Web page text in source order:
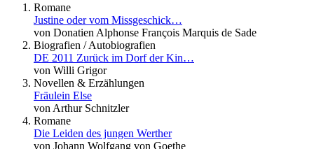
Romane
Justine oder vom Missgeschick…
von Donatien Alphonse François Marquis de Sade
Biografien / Autobiografien
DE 2011 Zurück im Dorf der Kin…
von Willi Grigor
Novellen & Erzählungen
Fräulein Else
von Arthur Schnitzler
Romane
Die Leiden des jungen Werther
von Johann Wolfgang von Goethe